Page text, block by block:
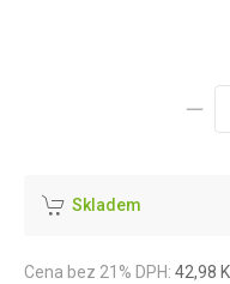
Skladem
Cena bez 21% DPH: 42,98